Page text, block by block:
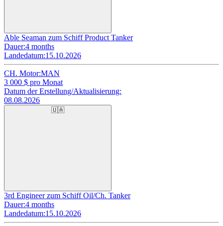
Able Seaman zum Schiff Product Tanker
Dauer:4 months
Landedatum:15.10.2026
CH. Motor:MAN
3 000 $ pro Monat
Datum der Erstellung/Aktualisierung:
08.08.2026
🇺🇦
3rd Engineer zum Schiff Oil/Ch. Tanker
Dauer:4 months
Landedatum:15.10.2026